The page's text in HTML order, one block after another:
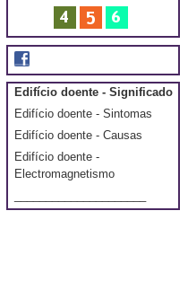
Edifício doente - Significado
Edifício doente - Sintomas
Edifício doente - Causas
Edifício doente -
Electromagnetismo